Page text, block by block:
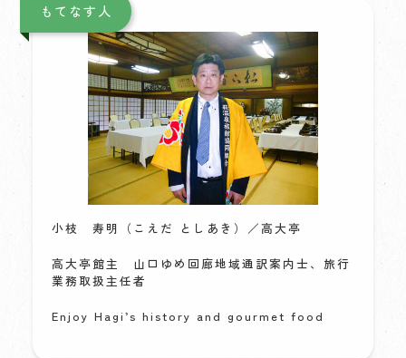
もてなす人
小枝 寿明（こえだ としあき）／高大亭
高大亭館主 山口ゆめ回廊地域通訳案内士、旅行
業務取扱主任者
Enjoy Hagi’s history and gourmet food